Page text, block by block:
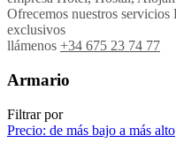
Ofrecemos nuestros
exclusivos
llámenos +34 675 23 74 77
Armario
Filtrar por
Precio: de más bajo a más alto